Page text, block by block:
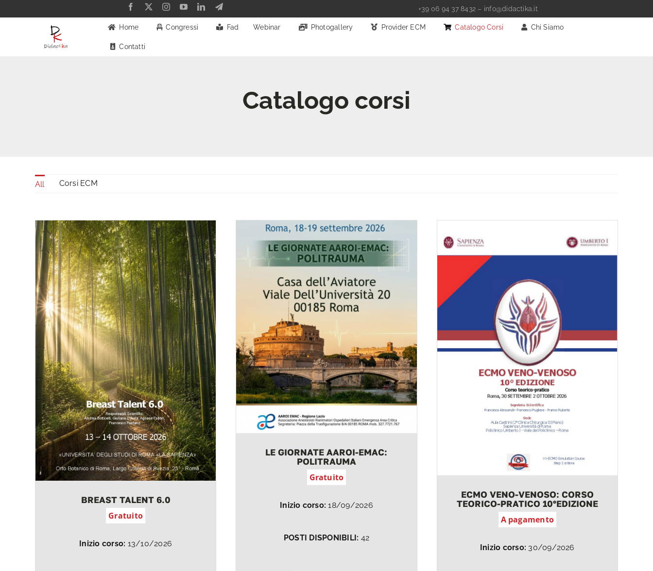
al
+39 06 94 37 8432 – info@didactika.it
Home Congressi Fad Webinar Photogallery Provider ECM Catalogo Corsi Chi Siamo
Contatti
Catalogo corsi
All Corsi ECM
BREAST TALENT 6.0
Gratuito
Inizio corso: 13/10/2026
LE GIORNATE AAROI-EMAC:
POLITRAUMA
Gratuito
Inizio corso:18/09/2026
POSTI DISPONIBILI: 42
ECMO VENO-VENOSO: CORSO
TEORICO-PRATICO 10°EDIZIONE
A pagamento
Inizio corso: 30/09/2026